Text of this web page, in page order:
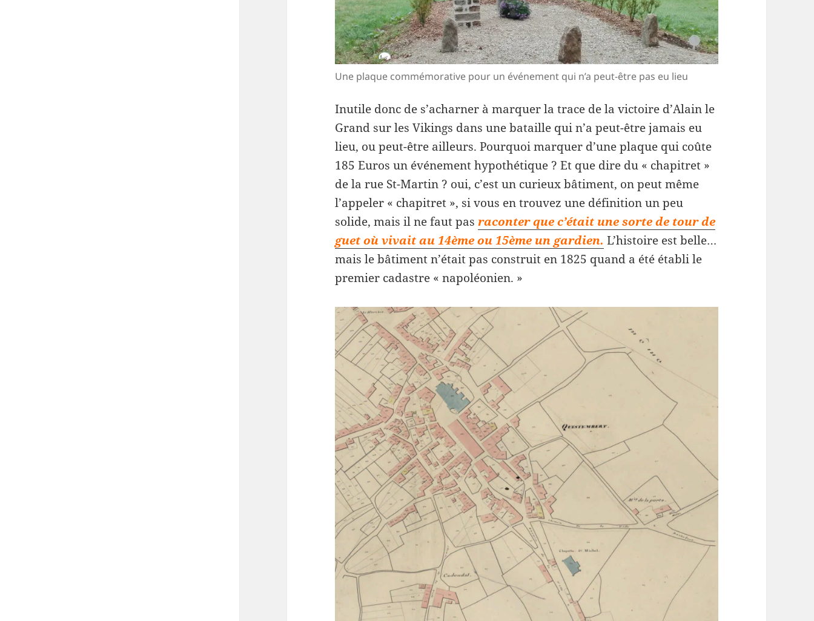
Une plaque commémorative pour un événement qui n’a peut-être pas eu lieu
Inutile donc de s’acharner à marquer la trace de la victoire d’Alain le
Grand sur les Vikings dans une bataille qui n’a peut-être jamais eu
lieu, ou peut-être ailleurs. Pourquoi marquer d’une plaque qui coûte
185 Euros un événement hypothétique ? Et que dire du « chapitret »
de la rue St-Martin ? oui, c’est un curieux bâtiment, on peut même
l’appeler « chapitret », si vous en trouvez une définition un peu
solide, mais il ne faut pasraconter que c’était une sorte de tour de
guet où vivait au 14ème ou 15ème un gardien. L’histoire est belle…
mais le bâtiment n’était pas construit en 1825 quand a été établi le
premier cadastre « napoléonien. »